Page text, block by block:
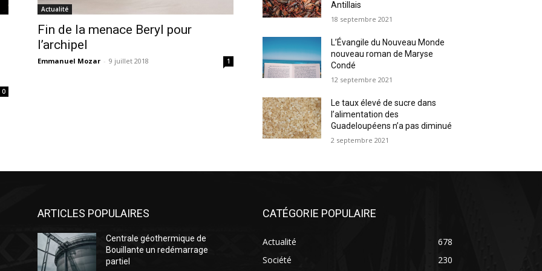
0
Actualité
Fin de la menace Beryl pour
l’archipel
Emmanuel Mozar - 9 juillet 2018 1
Antillais
18 septembre 2021
L’Évangile du Nouveau Monde
nouveau roman de Maryse
Condé
12 septembre 2021
Le taux élevé de sucre dans
l’alimentation des
Guadeloupéens n’a pas diminué
2 septembre 2021
ARTICLES POPULAIRES
Centrale géothermique de
Bouillante un redémarrage
partiel
CATÉGORIE POPULAIRE
Actualité
678
Société
230